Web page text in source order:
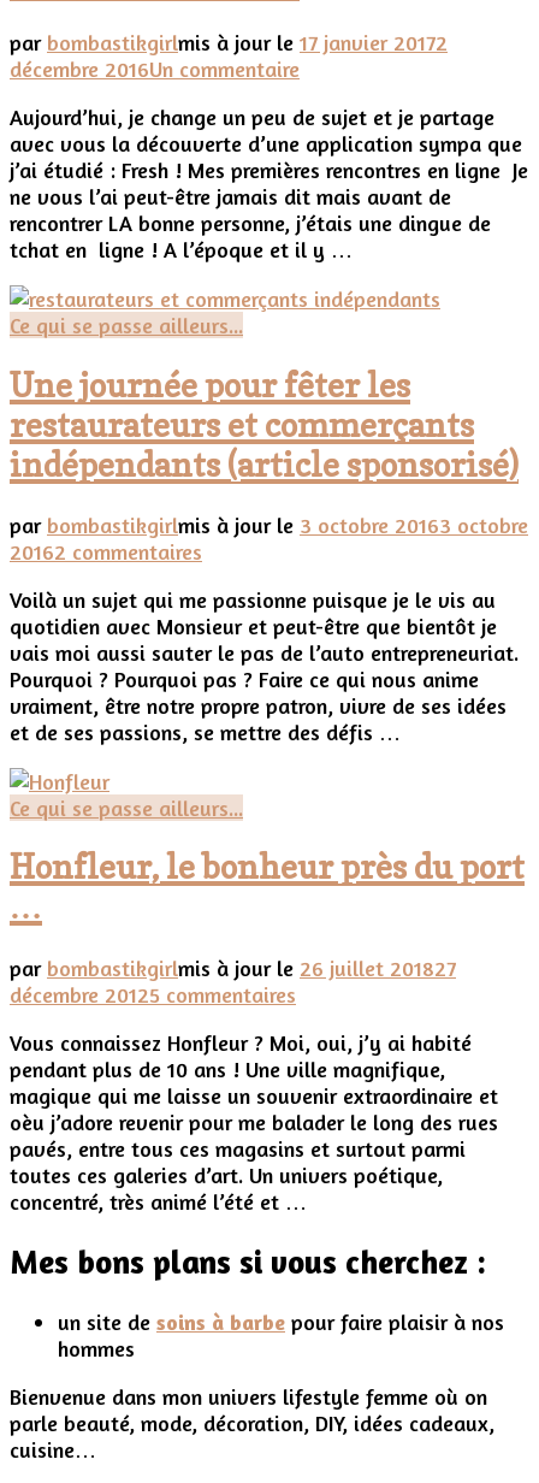
par bombastikgirlmis à jour le 17 janvier 20172
décembre 2016Un commentairesur
sans
tricher
avec
l’application
Fresh
Aujourd’hui, je change un peu de sujet et je partage
avec vous la découverte d’une application sympa que
j’ai étudié : Fresh ! Mes premières rencontres en ligne Je
ne vous l’ai peut-être jamais dit mais avant de
rencontrer LA bonne personne, j’étais une dingue de
tchat en ligne ! A l’époque et il y …
Ce qui se passe ailleurs...
Une journée pour fêter les
restaurateurs et commerçants
indépendants (article sponsorisé)
par bombastikgirlmis à jour le 3 octobre 20163 octobre
20162 commentaires
journée
pour
fêter
les
restaurateurs
et
indépendants
(article
Voilà un sujet qui me passionne puisque je le vis au
quotidien avec Monsieur et peut-être que bientôt je
vais moi aussi sauter le pas de l’auto entrepreneuriat.
Pourquoi ? Pourquoi pas ? Faire ce qui nous anime
vraiment, être notre propre patron, vivre de ses idées
et de ses passions, se mettre des défis …
Ce qui se passe ailleurs...
Honfleur, le bonheur près du port
…
par bombastikgirlmis à jour le 26 juillet 201827
décembre 20125 commentaires
le
bonheur
près
du
port
…
Vous connaissez Honfleur ? Moi, oui, j’y ai habité
pendant plus de 10 ans ! Une ville magnifique,
magique qui me laisse un souvenir extraordinaire et
oèu j’adore revenir pour me balader le long des rues
pavés, entre tous ces magasins et surtout parmi
toutes ces galeries d’art. Un univers poétique,
concentré, très animé l’été et …
Mes bons plans si vous cherchez :
un site de soins à barbe pour faire plaisir à nos
hommes
Bienvenue dans mon univers lifestyle femme où on
parle beauté, mode, décoration, DIY, idées cadeaux,
cuisine…